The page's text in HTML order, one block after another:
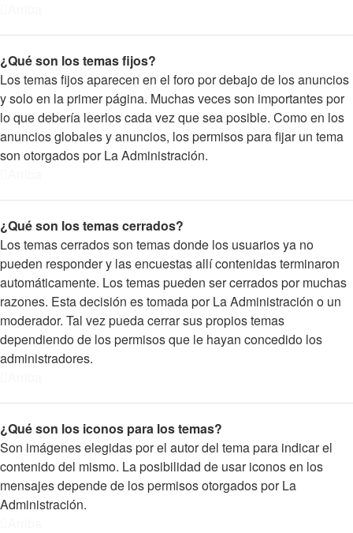
¿Qué son los temas fijos?
Los temas fijos aparecen en el foro por debajo de los anuncios
y solo en la primer página. Muchas veces son importantes por
lo que debería leerlos cada vez que sea posible. Como en los
anuncios globales y anuncios, los permisos para fijar un tema
son otorgados por La Administración.
¿Qué son los temas cerrados?
Los temas cerrados son temas donde los usuarios ya no
pueden responder y las encuestas allí contenidas terminaron
automáticamente. Los temas pueden ser cerrados por muchas
razones. Esta decisión es tomada por La Administración o un
moderador. Tal vez pueda cerrar sus propios temas
dependiendo de los permisos que le hayan concedido los
administradores.
¿Qué son los iconos para los temas?
Son imágenes elegidas por el autor del tema para indicar el
contenido del mismo. La posibilidad de usar iconos en los
mensajes depende de los permisos otorgados por La
Administración.